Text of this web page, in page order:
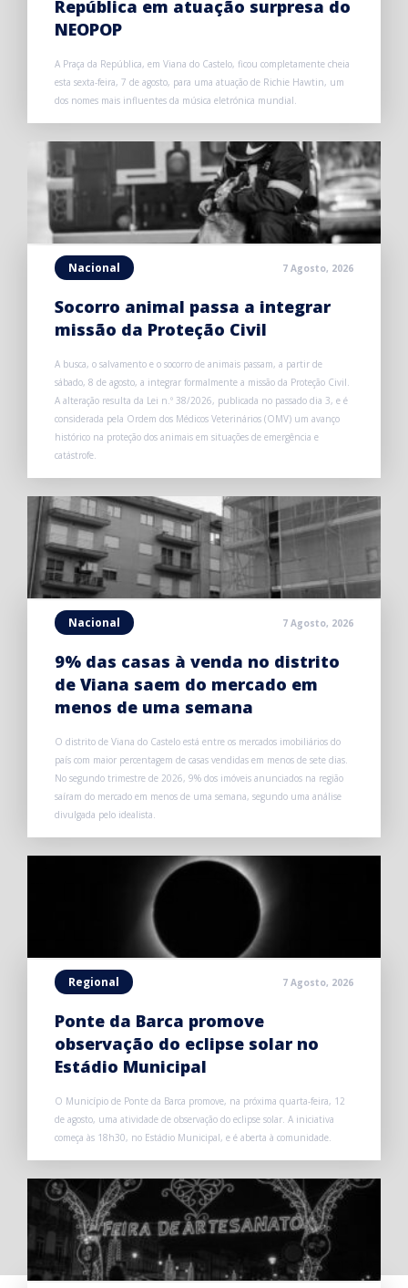
República em atuação surpresa do
NEOPOP
A Praça da República, em Viana do Castelo, ficou completamente cheia
esta sexta-feira, 7 de agosto, para uma atuação de Richie Hawtin, um
dos nomes mais influentes da música eletrónica mundial.
Nacional 7 Agosto, 2026
Socorro animal passa a integrar
missão da Proteção Civil
A busca, o salvamento e o socorro de animais passam, a partir de
sábado, 8 de agosto, a integrar formalmente a missão da Proteção Civil.
A alteração resulta da Lei n.º 38/2026, publicada no passado dia 3, e é
considerada pela Ordem dos Médicos Veterinários (OMV) um avanço
histórico na proteção dos animais em situações de emergência e
catástrofe.
Nacional 7 Agosto, 2026
9% das casas à venda no distrito
de Viana saem do mercado em
menos de uma semana
O distrito de Viana do Castelo está entre os mercados imobiliários do
país com maior percentagem de casas vendidas em menos de sete dias.
No segundo trimestre de 2026, 9% dos imóveis anunciados na região
saíram do mercado em menos de uma semana, segundo uma análise
divulgada pelo idealista.
Regional 7 Agosto, 2026
Ponte da Barca promove
observação do eclipse solar no
Estádio Municipal
O Município de Ponte da Barca promove, na próxima quarta-feira, 12
de agosto, uma atividade de observação do eclipse solar. A iniciativa
começa às 18h30, no Estádio Municipal, e é aberta à comunidade.